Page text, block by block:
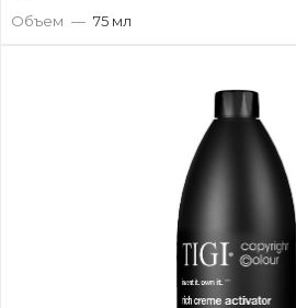
Объем — 75 мл